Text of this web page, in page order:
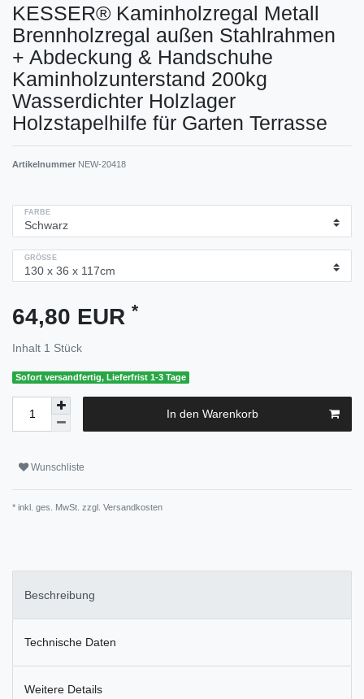
KESSER® Kaminholzregal Metall
Brennholzregal außen Stahlrahmen
+ Abdeckung & Handschuhe
Kaminholzunterstand 200kg
Wasserdichter Holzlager
Holzstapelhilfe für Garten Terrasse
Artikelnummer NEW-20418
FARBE
GRÖSSE
64,80 EUR *
Inhalt 1 Stück
Sofort versandfertig, Lieferfrist 1-3 Tage
In den Warenkorb
Wunschliste
* inkl. ges. MwSt. zzgl. Versandkosten
Beschreibung
Technische Daten
Weitere Details